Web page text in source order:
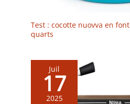
Test : cocotte nuovva en
quarts
Juil
17
2025